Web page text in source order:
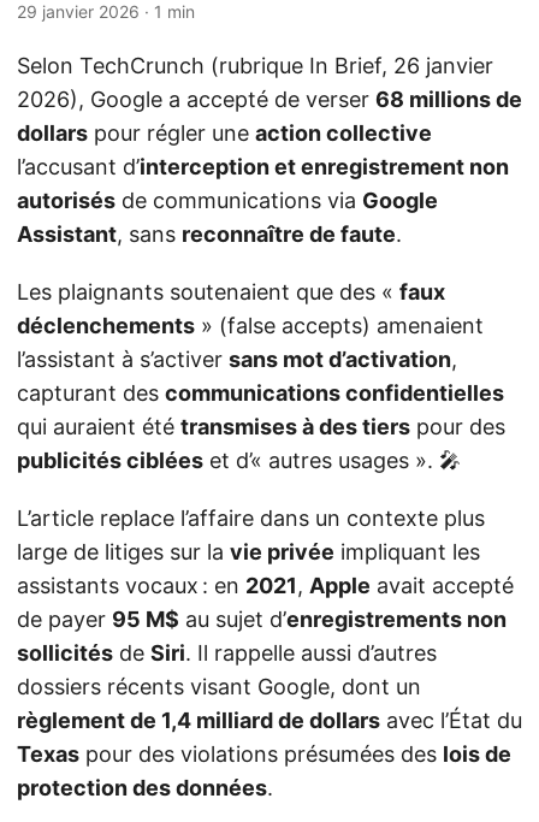
29 janvier 2026 · 1 min
Selon TechCrunch (rubrique In Brief, 26 janvier
2026), Google a accepté de verser 68 millions de
dollars pour régler une action collective
l’accusant d’interception et enregistrement non
autorisés de communications via Google
Assistant, sans reconnaître de faute.
Les plaignants soutenaient que des « faux
déclenchements » (false accepts) amenaient
l’assistant à s’activer sans mot d’activation,
capturant des communications confidentielles
qui auraient été transmises à des tiers pour des
publicités ciblées et d’« autres usages ». 🎤
L’article replace l’affaire dans un contexte plus
large de litiges sur la vie privée impliquant les
assistants vocaux : en 2021, Apple avait accepté
de payer 95 M$ au sujet d’enregistrements non
sollicités de Siri. Il rappelle aussi d’autres
dossiers récents visant Google, dont un
règlement de 1,4 milliard de dollars avec l’État du
Texas pour des violations présumées des lois de
protection des données.